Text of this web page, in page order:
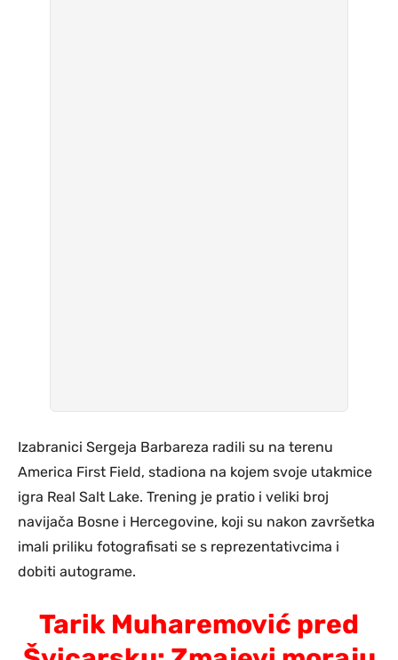
Izabranici Sergeja Barbareza radili su na terenu
America First Field, stadiona na kojem svoje utakmice
igra Real Salt Lake. Trening je pratio i veliki broj
navijača Bosne i Hercegovine, koji su nakon završetka
imali priliku fotografisati se s reprezentativcima i
dobiti autograme.
Tarik Muharemović pred